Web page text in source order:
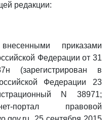
редакции:
приказами
Федерации от 31
(зарегистрирован в
Федерации 23
N 38971;
портал правовой